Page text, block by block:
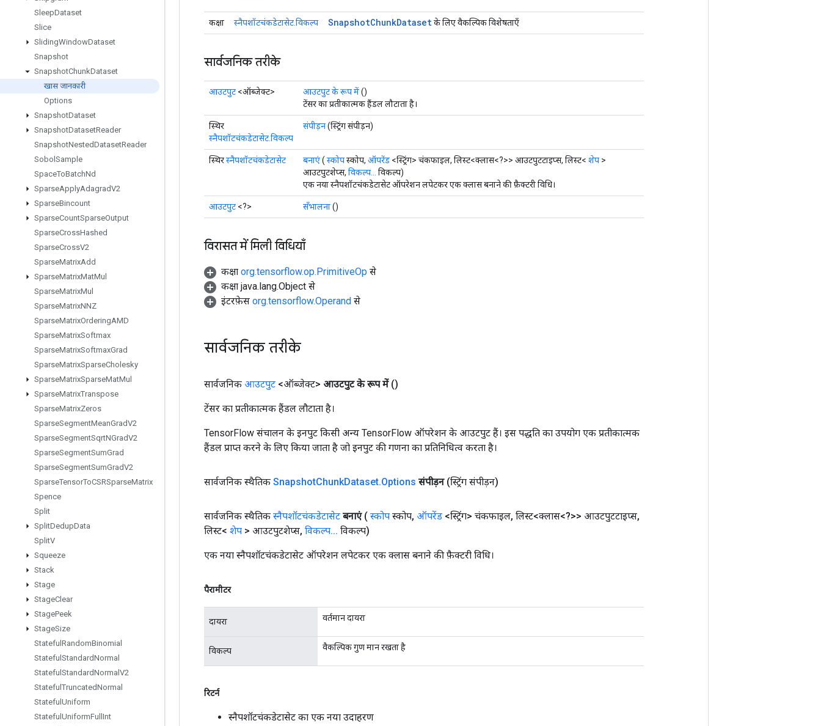
SleepDataset
Slice
SlidingWindowDataset
Snapshot
SnapshotChunkDataset
खास जानकारी
Options
SnapshotDataset
SnapshotDatasetReader
SnapshotNestedDatasetReader
Sobol Sample
SpaceToBatchNd
SparseApplyAdagradV2
SparseBincount
SparseCountSparseOutput
SparseCrossHashed
SparseCrossV2
SparseMatrixAdd
SparseMatrixMatMul
SparseMatrixMul
SparseMatrixNNZ
SparseMatrixOrderingAMD
SparseMatrixSoftmax
SparseMatrixSoftmaxGrad
SparseMatrixSparseCholesky
SparseMatrixSparseMatMul
SparseMatrixTranspose
SparseMatrixZeros
SparseSegmentMeanGradV2
SparseSegmentSqrtNGradV2
SparseSegmentSumGrad
SparseSegmentSumGradV2
SparseTensorToCSRSparseMatrix
Spence
Split
SplitDedupData
SplitV
Squeeze
Stack
Stage
StageClear
StagePeek
StageSize
Stateful RandomBinomial
Stateful StandardNormal
Stateful StandardNormal V2
Stateful TruncatedNormal
Stateful Uniform
Stateful UniformFull Int
कक्षा स्नैपशॉटचंकडेटासेट.विकल्प SnapshotChunkDatasetके लिए वैकल्पिक विशेषताएँ
सार्वजनिक तरीके
आउटपुट <ऑब्जेक्ट> आउटपुट के रूप में()
टेंसर का प्रतीकात्मक हैंडल लौटाता है।
स्थिर
स्नैपशॉटचंकडेटासेट.विकल्प
संपीड़न(स्ट्रिंग संपीड़न)
स्थिरस्नैपशॉटचंकडेटासेट बनाएं( स्कोपस्कोप, ऑपरेंड <स्ट्रिंग> चंकफाइल, लिस्ट<क्लास<?>> आउटपुटटाइप्स, लिस्ट< शेप >
आउटपुटशेप्स, विकल्प...
विकल्प)
एक नया स्नैपशॉटचंकडेटासेट ऑपरेशन लपेटकर एक क्लास बनाने की फ़ैक्टरी विधि।
आउटपुट <?> सँभालना()
विरासत में मिली विधियाँ
कक्षा org.tensorflow.op.PrimitiveOp से
कक्षा java.lang.Object से
इंटरफ़ेस org.tensorflow.Operand से
सार्वजनिक तरीके
सार्वजनिक आउटपुट <ऑब्जेक्ट> आउटपुट के रूप में ()
टेंसर का प्रतीकात्मक हैंडल लौटाता है।
TensorFlow संचालन के इनपुट किसी अन्य TensorFlow ऑपरेशन के आउटपुट हैं। इस पद्धति का उपयोग एक प्रतीकात्मक
हैंडल प्राप्त करने के लिए किया जाता है जो इनपुट की गणना का प्रतिनिधित्व करता है।
सार्वजनिक स्थैतिक SnapshotChunkDataset.Options संपीड़न (स्ट्रिंग संपीड़न)
सार्वजनिक स्थैतिक स्नैपशॉटचंकडेटासेट बनाएं ( स्कोप स्कोप, ऑपरेंड <स्ट्रिंग> चंकफाइल, लिस्ट<क्लास<?>> आउटपुटटाइप्स,
लिस्ट< शेप > आउटपुटशेप्स, विकल्प... विकल्प)
एक नया स्नैपशॉटचंकडेटासेट ऑपरेशन लपेटकर एक क्लास बनाने की फ़ैक्टरी विधि।
पैरामीटर
दायरा वर्तमान दायरा
विकल्प वैकल्पिक गुण मान रखता है
रिटर्न
स्नैपशॉटचंकडेटासेट का एक नया उदाहरण